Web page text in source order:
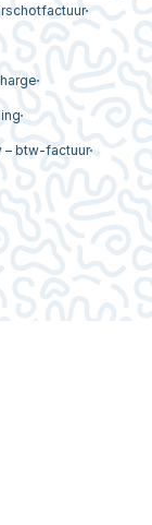
– btw-factuur